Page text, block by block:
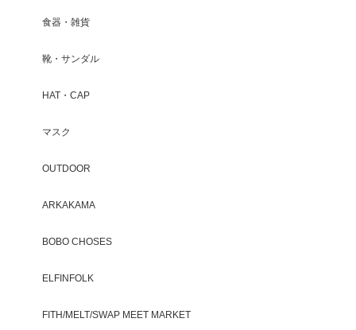
食器・雑貨
靴・サンダル
HAT・CAP
マスク
OUTDOOR
ARKAKAMA
BOBO CHOSES
ELFINFOLK
FITH/MELT/SWAP MEET MARKET